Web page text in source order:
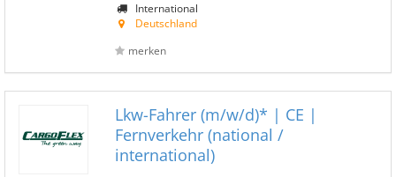
International
Deutschland
merken
Lkw-Fahrer (m/w/d)* | CE |
Fernverkehr (national /
international)